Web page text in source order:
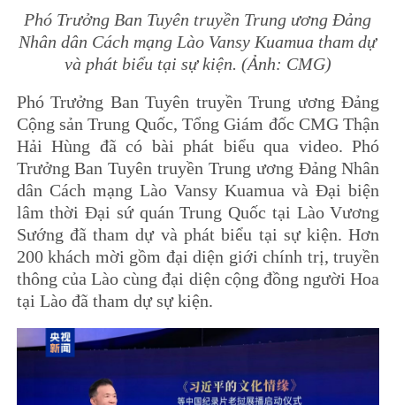
Phó Trưởng Ban Tuyên truyền Trung ương Đảng
Nhân dân Cách mạng Lào Vansy Kuamua tham dự
và phát biểu tại sự kiện. (Ảnh: CMG)
Phó Trưởng Ban Tuyên truyền Trung ương Đảng
Cộng sản Trung Quốc, Tổng Giám đốc CMG Thận
Hải Hùng đã có bài phát biểu qua video. Phó
Trưởng Ban Tuyên truyền Trung ương Đảng Nhân
dân Cách mạng Lào Vansy Kuamua và Đại biện
lâm thời Đại sứ quán Trung Quốc tại Lào Vương
Sướng đã tham dự và phát biểu tại sự kiện. Hơn
200 khách mời gồm đại diện giới chính trị, truyền
thông của Lào cùng đại diện cộng đồng người Hoa
tại Lào đã tham dự sự kiện.